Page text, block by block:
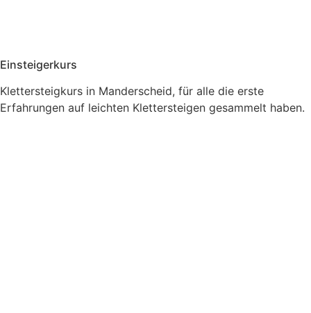
Einsteigerkurs
Klettersteigkurs in Manderscheid, für alle die erste
Erfahrungen auf leichten Klettersteigen gesammelt haben.